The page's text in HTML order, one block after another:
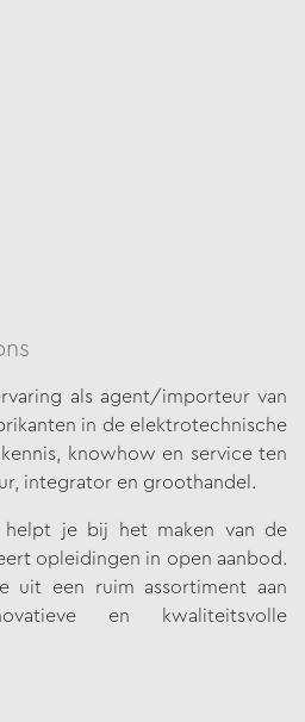
als agent/importeur van
in de elektrotechnische
knowhow en service ten
integrator en groothandel.
helpt je bij het maken van de
opleidingen in open aanbod.
uit een ruim assortiment aan
en kwaliteitsvolle